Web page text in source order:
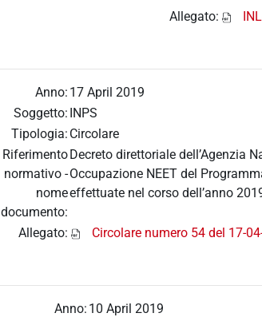
Allegato:
Anno: 17 April 2019
Soggetto: INPS
Tipologia: Circolare
Riferimento
normativo -
nome
documento:
Decreto direttoriale dell’Agenzia
Occupazione NEET del
effettuate nel corso dell’anno
Allegato: Circolare numero 54 del 17-
Anno: 10 April 2019